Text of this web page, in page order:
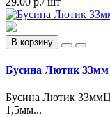
В корзину
Бусина Лютик 33мм
Бусина Лютик
1,5мм...